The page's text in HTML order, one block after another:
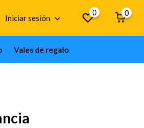
Iniciar sesión
0 0
Vales de regalo